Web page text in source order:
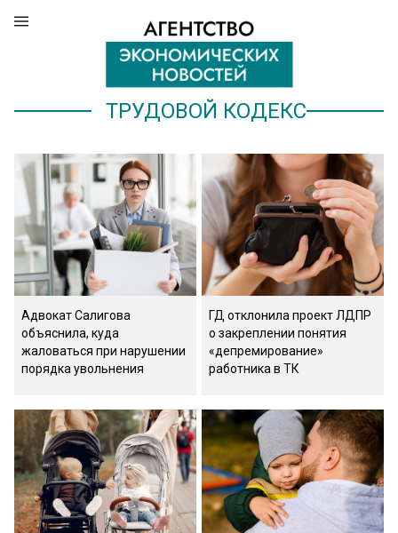
ТРУДОВОЙ КОДЕКС
Адвокат Салигова
объяснила, куда
жаловаться при нарушении
порядка увольнения
ГД отклонила проект ЛДПР
о закреплении понятия
«депремирование»
работника в ТК